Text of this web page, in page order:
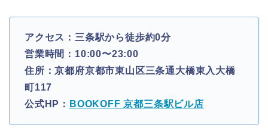
アクセス：三条駅から徒歩約0分
営業時間：10:00〜23:00
住所：京都府京都市東山区三条通大橋東入大橋
町117
公式HP： BOOKOFF 京都三条駅ビル店